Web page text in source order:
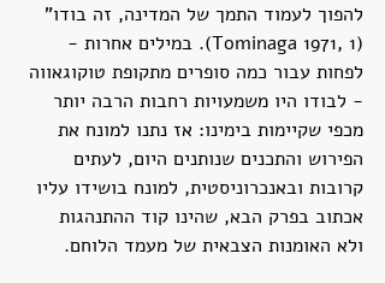
להפוך לעמוד התמך של המדינה, זה בודו"
(Tominaga 1971, 1). במילים אחרות -
לפחות עבור כמה סופרים מתקופת טוקוגאווה
- לבודו היו משמעויות רחבות הרבה יותר
מכפי שקיימות בימינו: אז נתנו למונח את
הפירוש והתכנים שנותנים היום, לעתים
קרובות ובאנכרוניסטית, למונח בושידו עליו
אכתוב בפרק הבא, שהינו קוד ההתנהגות
ולא האומנות הצבאית של מעמד הלוחם.